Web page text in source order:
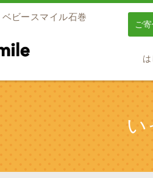
ベビースマイル石巻
ご
は
い